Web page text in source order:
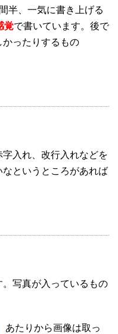
半、一気に書き上げる
覚で書いています。後で
かったりするもの
入れ、改行入れなどを
というところがあれば
写真が入っているもの
、あたりから画像は取っ